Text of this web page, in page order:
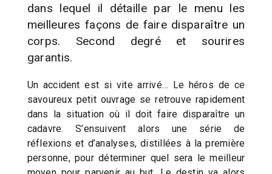
dans lequel il détaille par le menu les
meilleures façons de faire disparaître un
corps. Second degré et sourires
garantis.
Un accident est si vite arrivé… Le héros de ce
savoureux petit ouvrage se retrouve rapidement
dans la situation où il doit faire disparaître un
cadavre. S’ensuivent alors une série de
réflexions et d’analyses, distillées à la première
personne, pour déterminer quel sera le meilleur